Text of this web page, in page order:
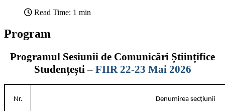
Read Time: 1 min
Program
Programul Sesiunii de Comunicări Științifice
Studențești – FIIR 22-23 Mai 2026
Nr. Denumirea secțiunii